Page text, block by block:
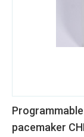
pacemaker